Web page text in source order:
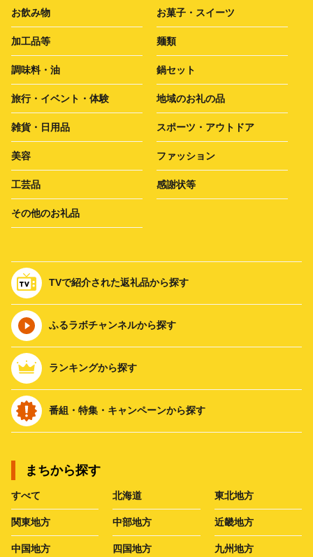
お飲み物 お菓子・スイーツ
加工品等 麺類
調味料・油 鍋セット
旅行・イベント・体験 地域のお礼の品
雑貨・日用品 スポーツ・アウトドア
美容 ファッション
工芸品 感謝状等
その他のお礼品
TVで紹介された返礼品から探す
ふるラボチャンネルから探す
ランキングから探す
番組・特集・キャンペーンから探す
まちから探す
すべて 北海道 東北地方
関東地方 中部地方 近畿地方
中国地方 四国地方 九州地方